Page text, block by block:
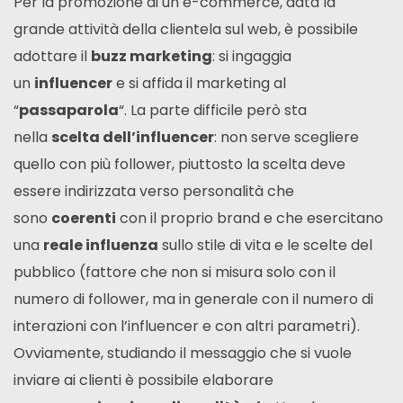
grande attività della clientela sul web, è possibile
adottare il buzz marketing: si ingaggia
un influencere si affida il marketing al
“passaparola“. La parte difficile però sta
nella scelta dell’influencer: non serve scegliere
quello con più follower, piuttosto la scelta deve
essere indirizzata verso personalità che
sono coerenti con il proprio brand e che esercitano
una reale influenza sullo stile di vita e le scelte del
pubblico (fattore che non si misura solo con il
numero di follower, ma in generale con il numero di
interazioni con l’influencer e con altri parametri).
Ovviamente, studiando il messaggio che si vuole
inviare ai clienti è possibile elaborare